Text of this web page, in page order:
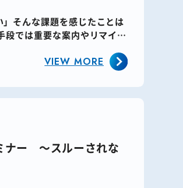
そんな課題を感じたことは
段では重要な案内やリマイン
VIEW MORE
ナー ～スルーされな